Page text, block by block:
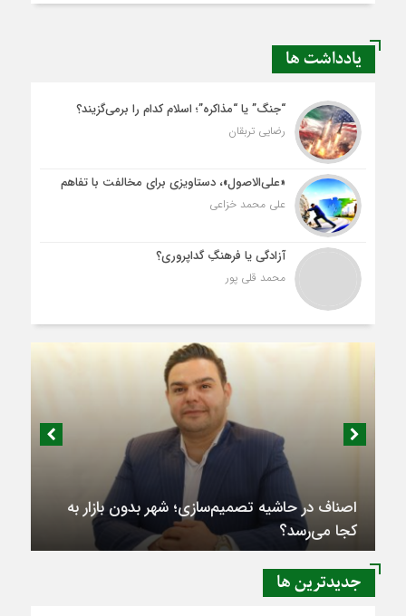
یادداشت ها
“جنگ” یا “مذاکره”؛ اسلام کدام را برمی‌گزیند؟
رضایی تربقان
«علی‌الاصول»، دستاویزی برای مخالفت با تفاهم
علی محمد خزاعی
آزادگی یا فرهنگِ گداپروری؟
محمد قلی پور
اصناف در حاشیه تصمیم‌سازی؛ شهر بدون بازار به
کجا می‌رسد؟
جديدترين ها